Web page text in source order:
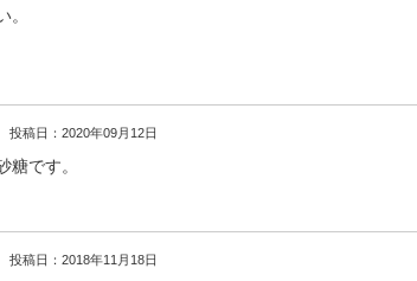
。
投稿日：2020年09月12日
糖です。
投稿日：2018年11月18日